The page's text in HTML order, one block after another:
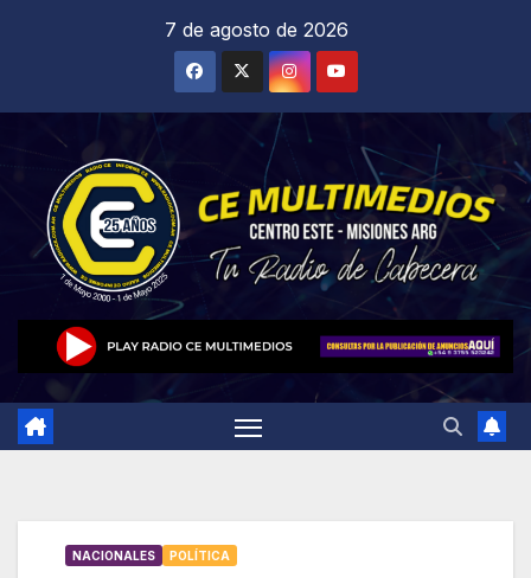
7 de agosto de 2026
NACIONALES POLÍTICA